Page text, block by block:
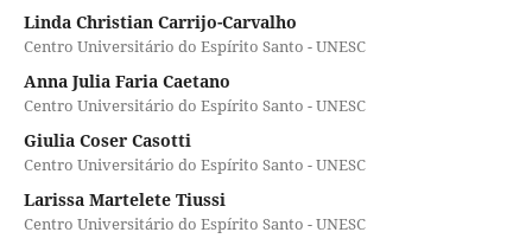
Linda Christian Carrijo-Carvalho
Centro Universitário do Espírito Santo - UNESC
Anna Julia Faria Caetano
Centro Universitário do Espírito Santo - UNESC
Giulia Coser Casotti
Centro Universitário do Espírito Santo - UNESC
Larissa Martelete Tiussi
Centro Universitário do Espírito Santo - UNESC